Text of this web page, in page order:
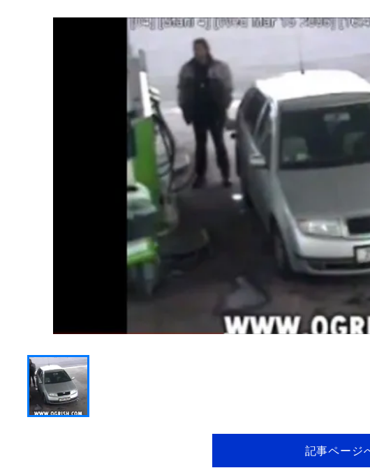
記事ページ